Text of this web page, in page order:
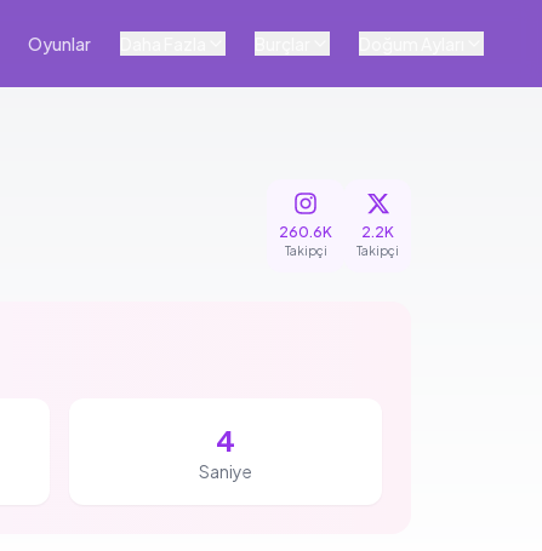
Oyunlar
260.6K
Takipçi
2.2K
Takipçi
3
Saniye